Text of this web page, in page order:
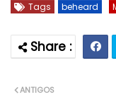
Tags beheard
ANTIGOS